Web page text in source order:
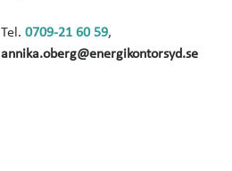
Tel. 0709-21 60 59,
annika.oberg@energikontorsyd.se